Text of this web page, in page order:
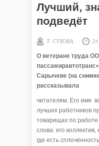
Лучший,
подведёт
Т. СУХОВА
О ветеране труда
Сарычеве (на
рассказывала
читателям. Его имя
лучших работников
товарищах по работе
слова: его
где есть